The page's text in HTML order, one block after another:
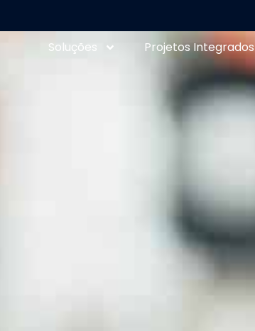
Soluções Projetos Integrados